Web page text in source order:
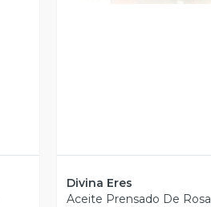
Divina Eres
Aceite Prensado De Rosa